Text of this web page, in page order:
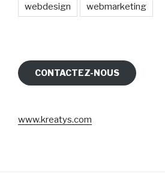
webdesign webmarketing
CONTACTEZ-NOUS
www.kreatys.com